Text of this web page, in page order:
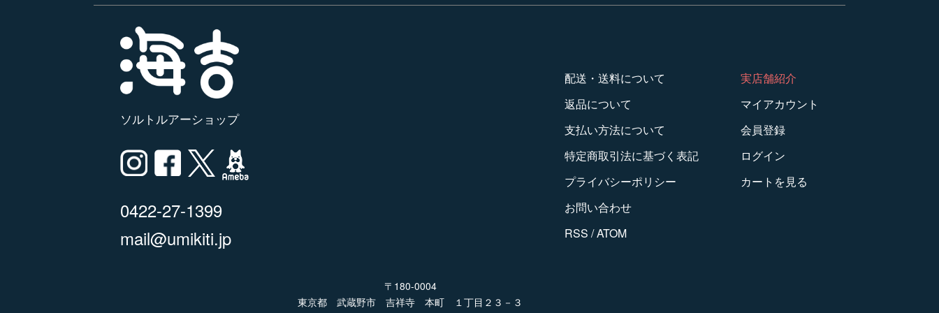
ソルトルアーショップ
0422-27-1399
mail@umikiti.jp
〒180-0004
東京都 武蔵野市 吉祥寺 本町 １丁目２３－３
配送・送料について
返品について
支払い方法について
特定商取引法に基づく表記
プライバシーポリシー
お問い合わせ
RSS /ATOM
実店舗紹介
マイアカウント
会員登録
ログイン
カートを見る